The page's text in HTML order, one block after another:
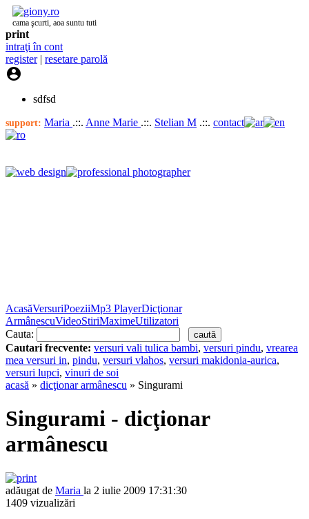
cama şcurti, aoa suntu tuti
print
intraţi în cont
register| resetare parolă

sdfsd
support: Maria .::. Anne Marie .::. Stelian M .::. contact
AcasăVersuriPoeziiMp3 PlayerDicţionar
ArmânescuVideoStiriMaximeUtilizatori
Cauta:
Cautari frecvente: versuri vali tulica bambi, versuri pindu, vrearea
mea versuri in, pindu, versuri vlahos, versuri makidonia-aurica,
versuri lupci, vinuri de soi
acasă » dicţionar armânescu » Singurami
Singurami - dicţionar
armânescu
adăugat de Maria la 2 iulie 2009 17:31:30
1409 vizualizări